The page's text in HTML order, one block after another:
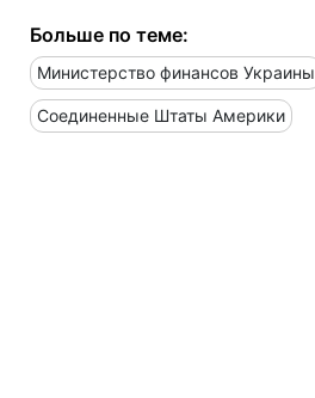
Больше по теме:
Министерство финансов Украины
Соединенные Штаты Америки